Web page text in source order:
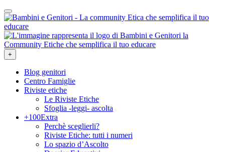
+
Blog genitori
Centro Famiglie
Riviste etiche
Le Riviste Etiche
Sfoglia -leggi- ascolta
+100Extra
Perchè sceglierli?
Riviste Etiche: tutti i numeri
Lo spazio d’Ascolto